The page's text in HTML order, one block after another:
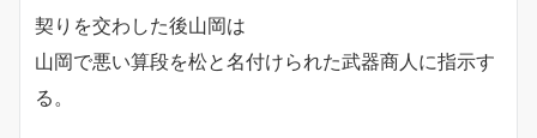
契りを交わした後山岡は
山岡で悪い算段を松と名付けられた武器商人に指示す
る。